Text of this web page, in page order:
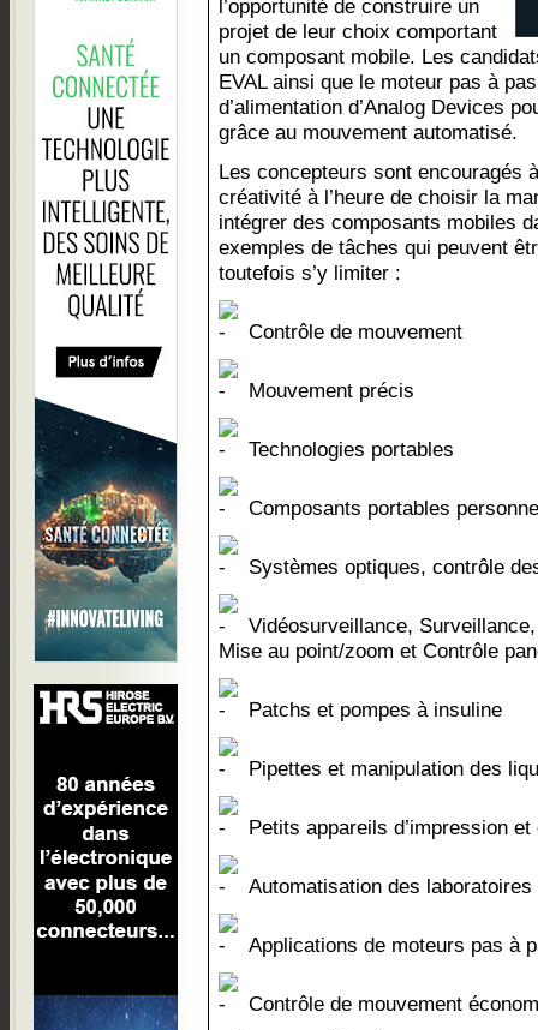
l’opportunité de construire un
projet de leur choix comportant
un composant mobile. Les
EVAL ainsi que le moteur pas à
d’alimentation d’Analog Devices
grâce au mouvement automatisé.
Les concepteurs sont encouragés
créativité à l’heure de choisir la
intégrer des composants mobiles
exemples de tâches qui peuvent
toutefois s’y limiter :
Contrôle de mouvement
Mouvement précis
Technologies portables
Composants portables
Systèmes optiques, contrôle
Vidéosurveillance,
Mise au point/zoom et Contrôle
Patchs et pompes à insuline
Pipettes et manipulation des
Petits appareils d’impression
Automatisation des
Applications de moteurs pas à
Contrôle de mouvement